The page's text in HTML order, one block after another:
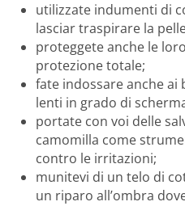
utilizzate indumenti di
lasciar traspirare la
proteggete anche le
protezione totale;
fate indossare anche ai
lenti in grado di
portate con voi delle
camomilla come
contro le irritazioni;
munitevi di un telo di
un riparo all’ombra